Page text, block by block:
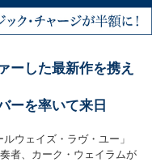
ーした最新作を携え
ーを率いて来日
ウェイズ・ラヴ・ユー」
者、カーク・ウェイラムが